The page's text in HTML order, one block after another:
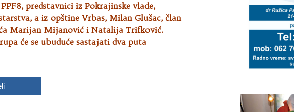
predstavnici iz Pokrajinske vlade,
a iz opštine Vrbas, Milan Glušac, član
Marijan Mijanović i Natalija Trifković.
će se ubuduće sastajati dva puta